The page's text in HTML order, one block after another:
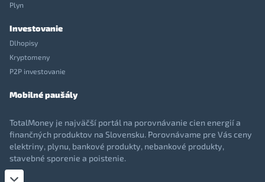
Plyn
Investovanie
Dlhopisy
Kryptomeny
P2P investovanie
Mobilné paušály
TotalMoney je najväčší portál na porovnávanie cien energií a
finančných produktov na Slovensku. Porovnávame pre Vás ceny
elektriny, plynu, bankové produkty, nebankové produkty,
stavebné sporenie a poistenie.